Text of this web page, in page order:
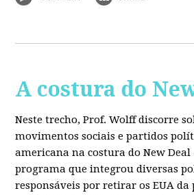
A costura do
Neste trecho, Prof. Wolff discorre
movimentos sociais e partidos
americana na costura do New Deal
programa que integrou diversas
responsáveis por retirar os EUA da